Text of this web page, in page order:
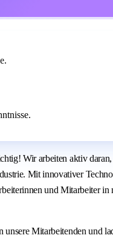
Wir arbeiten aktiv
Mit innovativer
und Mitarbeiter in
Mitarbeitenden